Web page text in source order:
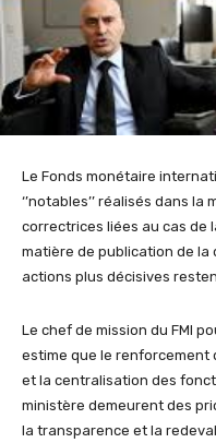
Le Fonds monétaire
‘’notables’’ réalisés dans
correctrices liées au cas de
matière de publication de la
actions plus décisives
Le chef de mission du FMI
estime que le renforcement
et la centralisation des
ministère demeurent des
la transparence et la